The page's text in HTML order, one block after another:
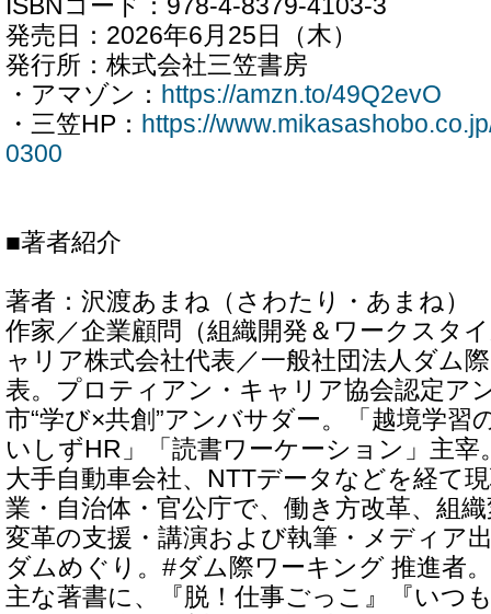
ISBNコード：978-4-8379-4103-3
発売日：2026年6月25日（木）
発行所：株式会社三笠書房
・アマゾン： https://amzn.to/49Q2evO
・三笠HP： https://
0300
■著者紹介
著者：沢渡あまね（さわたり・あまね）
作家／企業顧問（組織開発＆ワークスタ
ャリア株式会社代表／一般社団法人ダム
表。プロティアン・キャリア協会認定ア
市“学び×共創”アンバサダー。「越境学習
いしずHR」「読書ワーケーション」主宰
大手自動車会社、NTTデータなどを経て
業・自治体・官公庁で、働き方改革、組
変革の支援・講演および執筆・メディア
ダムめぐり。#ダム際ワーキング 推進者。
主な著書に、『脱！仕事ごっこ』『いつ